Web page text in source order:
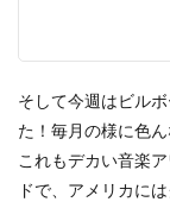
そして今週はビル
た！毎月の様に色
これもデカい音楽
ドで、アメリカに